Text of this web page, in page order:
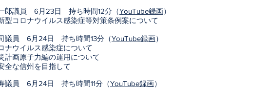
郎議員 6月23日 持ち時間12分（YouTube録画）
型コロナウイルス感染症等対策条例案について
議員 6月24日 持ち時間13分（YouTube録画）
ナウイルス感染症について
計画原子力編の運用について
全な信州を目指して
議員 6月24日 持ち時間11分（YouTube録画）